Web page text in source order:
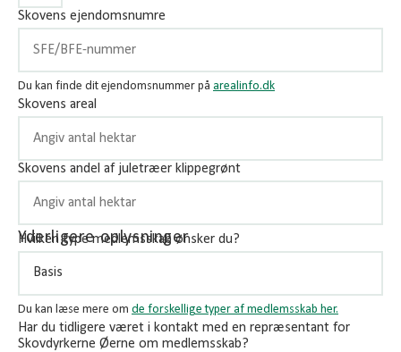
Skovens ejendomsnumre
Du kan finde dit ejendomsnummer på arealinfo.dk
Skovens areal
Skovens andel af juletræer klippegrønt
Yderligere oplysninger
Hvilken type medlemsskab ønsker du?
Du kan læse mere om de forskellige typer af medlemsskab her.
Har du tidligere været i kontakt med en repræsentant for
Skovdyrkerne Øerne om medlemsskab?